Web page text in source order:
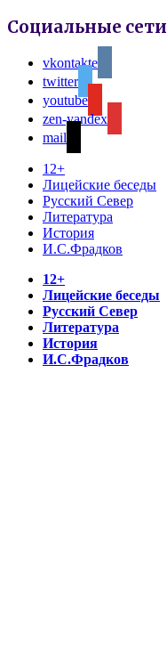
Социальные сети
vkontakte
twitter
youtube
zen-yandex
mail
12+
Лицейские беседы
Русский Север
Литература
История
И.С.Фрадков
12+
Лицейские беседы
Русский Север
Литература
История
И.С.Фрадков